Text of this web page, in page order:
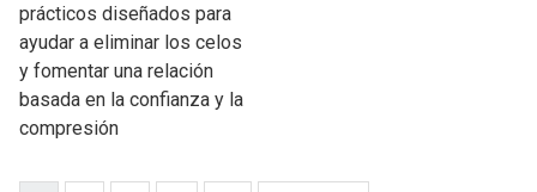
prácticos diseñados para
ayudar a eliminar los celos
y fomentar una relación
basada en la confianza y la
compresión